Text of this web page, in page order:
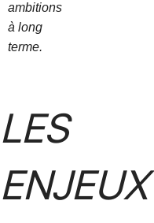
ambitions
à long
terme.
LES
ENJEUX